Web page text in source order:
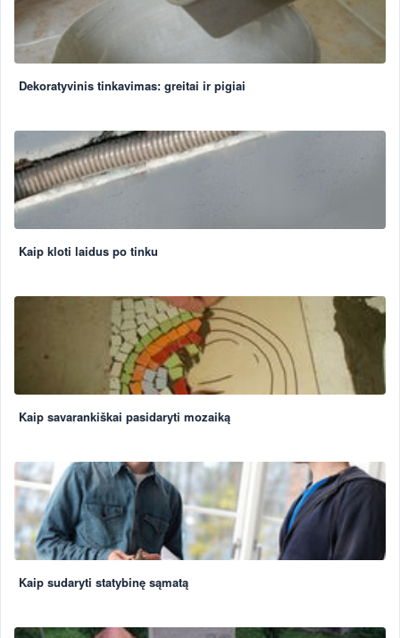
Dekoratyvinis tinkavimas: greitai ir pigiai
Kaip kloti laidus po tinku
Kaip savarankiškai pasidaryti mozaiką
Kaip sudaryti statybinę sąmatą